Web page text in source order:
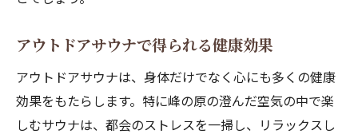
アウトドアサウナで得られる健康効果
アウトドアサウナは、身体だけでなく心にも多くの健康
効果をもたらします。特に峰の原の澄んだ空気の中で楽
しむサウナは、都会のストレスを一掃し、リラックスし